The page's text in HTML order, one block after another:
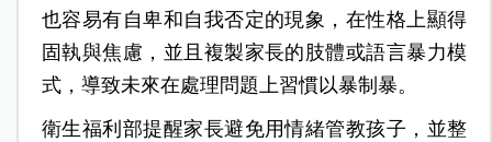
也容易有自卑和自我否定的現象，在性格上顯得
固執與焦慮，並且複製家長的肢體或語言暴力模
式，導致未來在處理問題上習慣以暴制暴。
衛生福利部提醒家長避免用情緒管教孩子，並整